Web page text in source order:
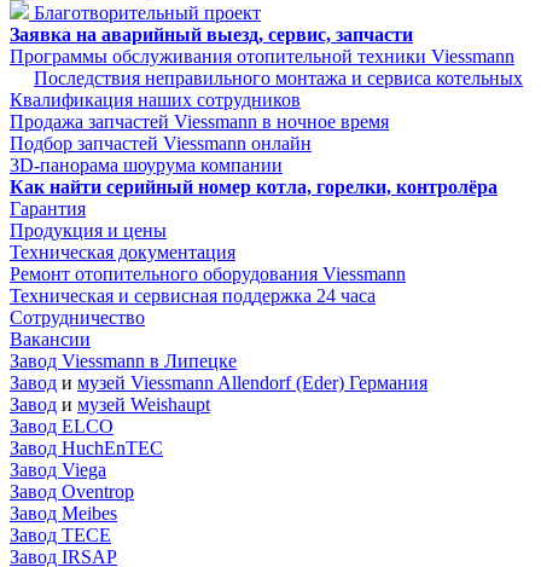
Благотворительный проект
Заявка на аварийный выезд, сервис, запчасти
Программы обслуживания отопительной техники Viessmann
Последствия неправильного монтажа и сервиса котельных
Квалификация наших сотрудников
Продажа запчастей Viessmann в ночное время
Подбор запчастей Viessmann онлайн
3D-панорама шоурума компании
Как найти серийный номер котла, горелки, контролёра
Гарантия
Продукция и цены
Техническая документация
Ремонт отопительного оборудования Viessmann
Техническая и сервисная поддержка 24 часа
Сотрудничество
Вакансии
Завод Viessmann в Липецке
Завод и музей Viessmann Allendorf (Eder) Германия
Завод и музей Weishaupt
Завод ELCO
Завод HuchEnTEC
Завод Viega
Завод Oventrop
Завод Meibes
Завод TECE
Завод IRSAP